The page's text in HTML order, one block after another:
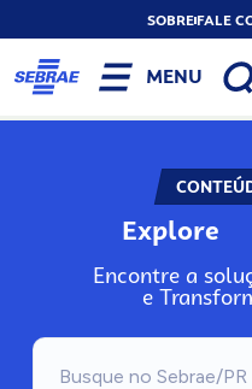
SOBREFALE
MENU
Explore
Encontre a
e